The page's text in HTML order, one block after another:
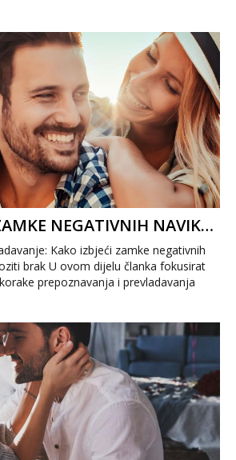
KAKO IZBJEĆI ZAMKE NEGATIVNIH NAVIKA KOJE MOGU UGROZITI BRAK
Kako izbjeći zamke negativnih
brak U ovom dijelu članka fokusirat
prepoznavanja i prevladavanja